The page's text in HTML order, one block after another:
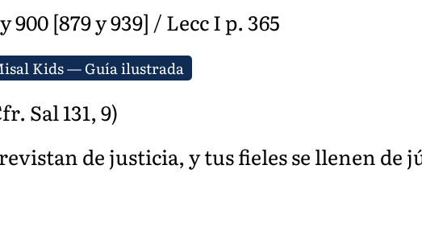
[879 y 939] / Lecc I p. 365
Kids — Guía ilustrada
Sal 131, 9)
de justicia, y tus fieles se llenen de